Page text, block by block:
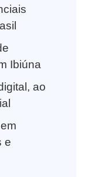
Ibiúna
ao
e